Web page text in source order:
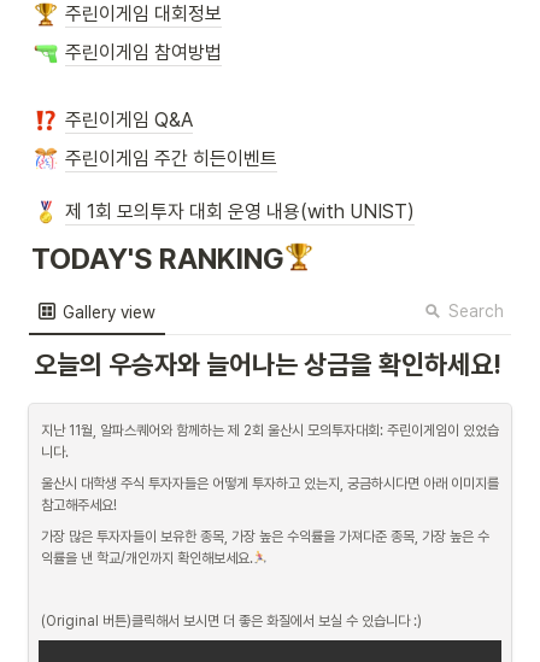
주린이게임 대회정보
주린이게임 참여방법
주린이게임 Q&A
주린이게임 주간 히든이벤트
제 1회 모의투자 대회 운영 내용(with UNIST)
TODAY'S RANKING
Gallery view Search
오늘의 우승자와 늘어나는 상금을 확인하세요!
지난 11월, 알파스퀘어와 함께하는 제 2회 울산시 모의투자대회: 주린이게임이 있었습
니다.
울산시 대학생 주식 투자자들은 어떻게 투자하고 있는지, 궁금하시다면 아래 이미지를
참고해주세요!
가장 많은 투자자들이 보유한 종목, 가장 높은 수익률을 가져다준 종목, 가장 높은 수
익률을 낸 학교/개인까지 확인해보세요.
(Original 버튼)클릭해서 보시면 더 좋은 화질에서 보실 수 있습니다 :)